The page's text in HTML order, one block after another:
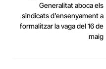
Generalitat aboca els
sindicats d’ensenyament a
formalitzar la vaga del 16 de
maig